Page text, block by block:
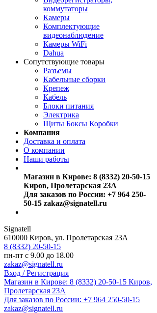
коммутаторы
Камеры
Комплектующие
видеонаблюдение
Камеры WiFi
Dahua
Сопутствующие товары
Разъемы
Кабельные сборки
Крепеж
Кабель
Блоки питания
Электрика
Щиты Боксы Коробки
Компания
Доставка и оплата
О компании
Наши работы
Магазин в Кирове: 8 (8332) 20-50-15
Киров, Пролетарская 23А
Для заказов по России: +7 964 250-
50-15 zakaz@signatell.ru
Signatell
610000 Киров, ул. Пролетарская 23А
8 (8332) 20-50-15
пн-пт с 9.00 до 18.00
zakaz@signatell.ru
Вход / Регистрация
Магазин в Кирове: 8 (8332) 20-50-15 Киров,
Пролетарская 23А
Для заказов по России: +7 964 250-50-15
zakaz@signatell.ru